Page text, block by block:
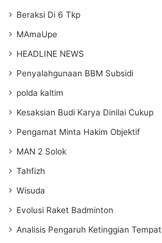
Beraksi Di 6 Tkp
MAmaUpe
HEADLINE NEWS
Penyalahgunaan BBM Subsidi
polda kaltim
Kesaksian Budi Karya Dinilai Cukup
Pengamat Minta Hakim Objektif
MAN 2 Solok
Tahfizh
Wisuda
Evolusi Raket Badminton
Analisis Pengaruh Ketinggian Tempat